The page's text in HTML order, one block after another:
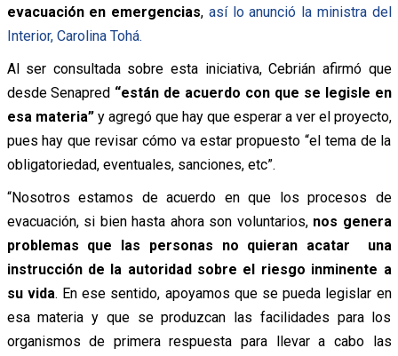
evacuación en emergencias, así lo anunció la ministra del
Interior, Carolina Tohá.
Al ser consultada sobre esta iniciativa, Cebrián afirmó que
desde Senapred “están de acuerdo con que se legisle en
esa materia”y agregó que hay que esperar a ver el proyecto,
pues hay que revisar cómo va estar propuesto “el tema de la
obligatoriedad, eventuales, sanciones, etc”.
“Nosotros estamos de acuerdo en que los procesos de
evacuación, si bien hasta ahora son voluntarios, nos genera
problemas que las personas no quieran acatar una
instrucción de la autoridad sobre el riesgo inminente a
su vida. En ese sentido, apoyamos que se pueda legislar en
esa materia y que se produzcan las facilidades para los
organismos de primera respuesta para llevar a cabo las